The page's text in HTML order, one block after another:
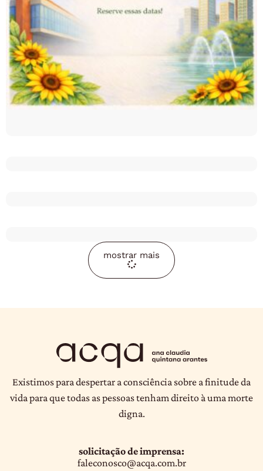
mostrar mais
Existimos para despertar a consciência sobre a finitude da
vida para que todas as pessoas tenham direito à uma morte
digna.
solicitação de imprensa:
faleconosco@acqa.com.br